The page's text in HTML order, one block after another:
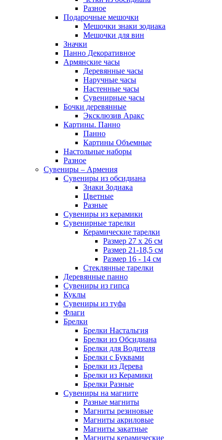
Разное
Подарочные мешочки
Мешочки знаки зодиака
Мешочки для вин
Значки
Панно Декоративное
Армянские часы
Деревянные часы
Наручные часы
Настенные часы
Сувенирные часы
Бочки деревянные
Эксклюзив Аракс
Картины. Панно
Панно
Картины Объемные
Настольные наборы
Разное
Сувениры – Армения
Сувениры из обсидиана
Знаки Зодиака
Цветные
Разные
Сувениры из керамики
Сувенирные тарелки
Керамические тарелки
Размер 27 х 26 см
Размер 21-18,5 см
Размер 16 - 14 см
Стеклянные тарелки
Деревянные панно
Сувениры из гипса
Куклы
Сувениры из туфа
Флаги
Брелки
Брелки Настальгия
Брелки из Обсидиана
Брелки для Водителя
Брелки с Буквами
Брелки из Дерева
Брелки из Керамики
Брелки Разные
Сувениры на магните
Разные магниты
Магниты резиновые
Магниты акриловые
Магниты закатные
Магниты керамические